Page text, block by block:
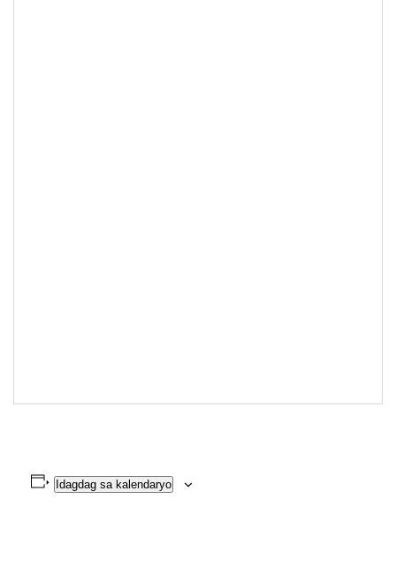
Idagdag sa kalendaryo